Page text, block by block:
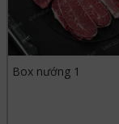
Box nướng 1